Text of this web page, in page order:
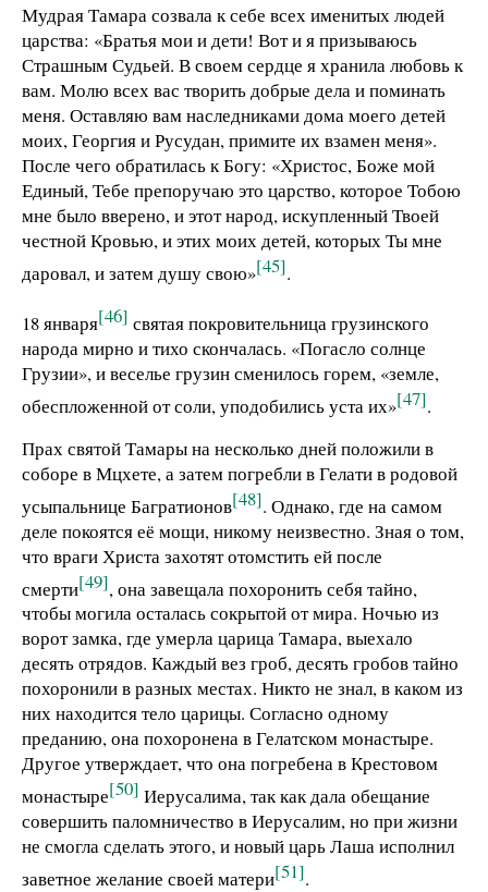
Мудрая Тамара созвала к себе всех именитых людей
царства: «Братья мои и дети! Вот и я призываюсь
Страшным Судьей. В своем сердце я хранила любовь к
вам. Молю всех вас творить добрые дела и поминать
меня. Оставляю вам наследниками дома моего детей
моих, Георгия и Русудан, примите их взамен меня».
После чего обратилась к Богу: «Христос, Боже мой
Единый, Тебе препоручаю это царство, которое Тобою
мне было вверено, и этот народ, искупленный Твоей
честной Кровью, и этих моих детей, которых Ты мне
даровал, и затем душу свою»[45].
18 января[46] святая покровительница грузинского
народа мирно и тихо скончалась. «Погасло солнце
Грузии», и веселье грузин сменилось горем, «земле,
обеспложенной от соли, уподобились уста их»[47].
Прах святой Тамары на несколько дней положили в
соборе в Мцхете, а затем погребли в Гелати в родовой
усыпальнице Багратионов[48]. Однако, где на самом
деле покоятся её мощи, никому неизвестно. Зная о том,
что враги Христа захотят отомстить ей после
смерти[49], она завещала похоронить себя тайно,
чтобы могила осталась сокрытой от мира. Ночью из
ворот замка, где умерла царица Тамара, выехало
десять отрядов. Каждый вез гроб, десять гробов тайно
похоронили в разных местах. Никто не знал, в каком из
них находится тело царицы. Согласно одному
преданию, она похоронена в Гелатском монастыре.
Другое утверждает, что она погребена в Крестовом
монастыре[50] Иерусалима, так как дала обещание
совершить паломничество в Иерусалим, но при жизни
не смогла сделать этого, и новый царь Лаша исполнил
заветное желание своей матери[51].